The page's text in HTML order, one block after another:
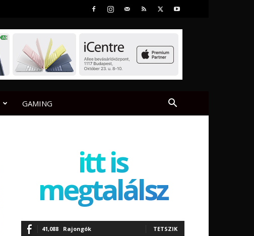
GAMING
itt is
megtalálsz
41,088 Rajongók TETSZIK